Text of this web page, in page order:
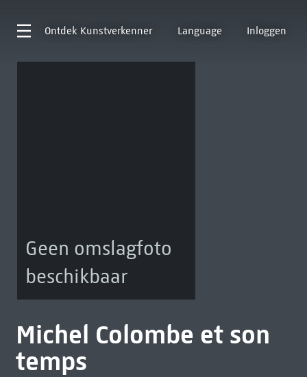
Ontdek Kunstverkenner Language Inloggen
Geen omslagfoto
beschikbaar
Michel Colombe et son
temps